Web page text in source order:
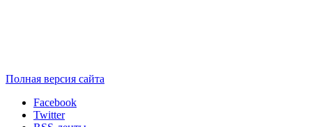
Полная версия сайта
Facebook
Twitter